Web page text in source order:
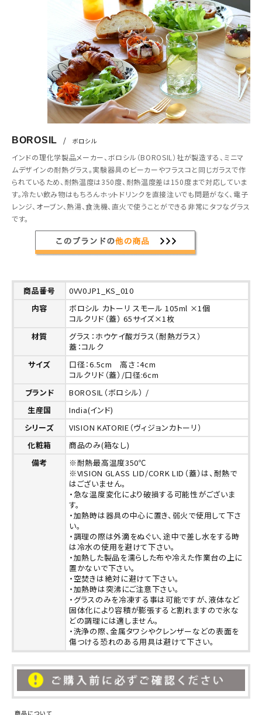
BOROSIL / ボロシル
インドの理化学製品メーカー、ボロシル（BOROSIL）社が製造する、ミニマ
ムデザインの耐熱グラス。実験器具のビーカーやフラスコと同じガラスで作
られているため、耐熱温度は350度、耐熱温度差は150度まで対応していま
す。冷たい飲み物はもちろんホットドリンクを直接注いでも問題がなく、電子
レンジ、オーブン、熱湯、食洗機、直火で使うことができる非常にタフなグラス
です。
商品番号
0VV0JP1_KS_010
内容
ボロシル カトーリ スモール 105ml ×1個
コルクリド（蓋） 65サイズ×1枚
材質
グラス：ホウケイ酸ガラス（耐熱ガラス）
蓋：コルク
サイズ
口径：6.5cm 高さ：4cm
コルクリド（蓋）/口径:6cm
ブランド
BOROSIL（ボロシル） /
生産国
India(インド)
シリーズ
VISION KATORIE（ヴィジョンカトーリ）
化粧箱
商品のみ(箱なし)
備考
※耐熱最高温度350℃
※VISION GLASS LID/CORK LID（蓋）は、耐熱で
はございません。
・急な温度変化により破損する可能性がございま
す。
・加熱時は器具の中心に置き、弱火で使用して下さ
い。
・調理の際は外滴をぬぐい、途中で差し水をする時
は冷水の使用を避けて下さい。
・加熱した製品を濡らした布や冷えた作業台の上に
置かないで下さい。
・空焚きは絶対に避けて下さい。
・加熱時は突沸にご注意下さい。
・グラスのみを冷凍する事は可能ですが、液体など
固体化により容積が膨張すると割れますので氷な
どの調理には適しません。
・洗浄の際、金属タワシやクレンザーなどの表面を
傷つける恐れのある用具は避けて下さい。
商品について